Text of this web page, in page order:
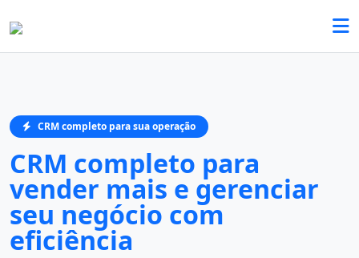
CRM completo para sua operação
CRM completo para
vender mais e gerenciar
seu negócio com
eficiência